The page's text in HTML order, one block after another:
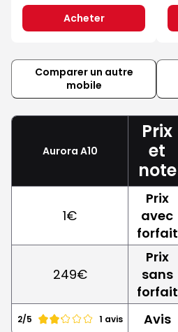
Acheter
Comparer un autre
mobile
Aurora A10
Prix
et
note
1€
Prix
avec
forfait
249€
Prix
sans
forfait
2/5 1 avis Avis